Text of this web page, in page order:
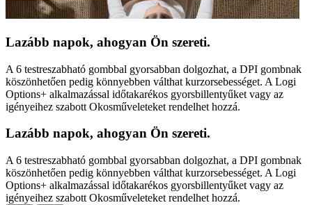
Lazább napok, ahogyan Ön szereti.
A 6 testreszabható gombbal gyorsabban dolgozhat, a DPI gombnak
köszönhetően pedig könnyebben válthat kurzorsebességet. A Logi
Options+ alkalmazással időtakarékos gyorsbillentyűket vagy az
igényeihez szabott Okosműveleteket rendelhet hozzá.
Lazább napok, ahogyan Ön szereti.
A 6 testreszabható gombbal gyorsabban dolgozhat, a DPI gombnak
köszönhetően pedig könnyebben válthat kurzorsebességet. A Logi
Options+ alkalmazással időtakarékos gyorsbillentyűket vagy az
igényeihez szabott Okosműveleteket rendelhet hozzá.